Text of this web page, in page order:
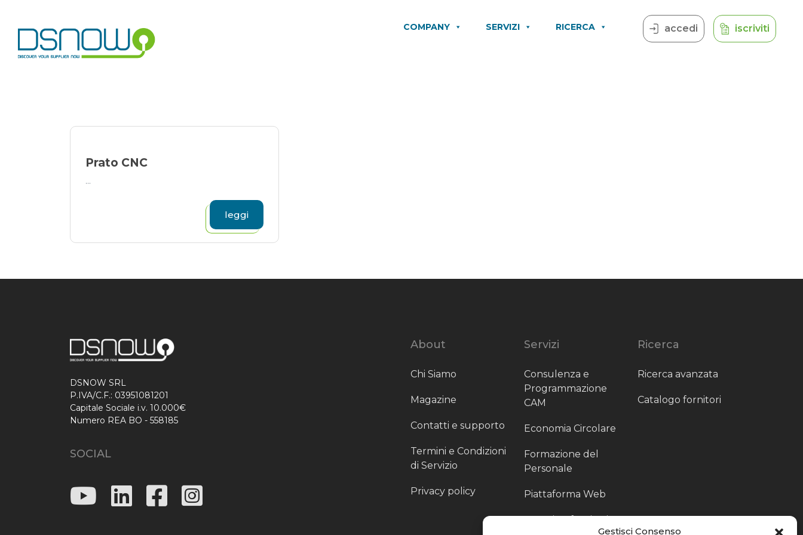
Gestisci Consenso
content
COMPANY SERVIZI RICERCA accedi iscriviti
Prato CNC
...
leggi
DSNOW SRL
P.IVA/C.F.: 03951081201
Capitale Sociale i.v. 10.000€
Numero REA BO - 558185
SOCIAL
About
Chi Siamo
Magazine
Contatti e supporto
Termini e Condizioni
di Servizio
Privacy policy
Servizi
Consulenza e
Programmazione
CAM
Economia Circolare
Formazione del
Personale
Piattaforma Web
Scouting fornitori
Ricerca
Ricerca avanzata
Catalogo fornitori